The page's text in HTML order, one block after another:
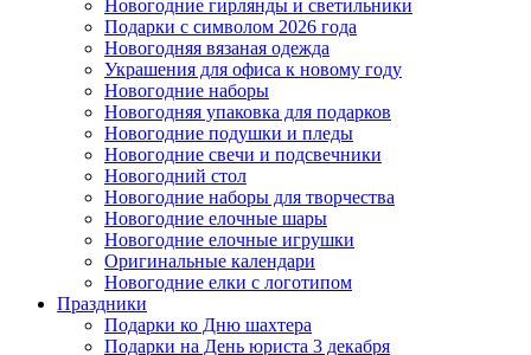
Новогодние гирлянды и светильники
Подарки с символом 2026 года
Новогодняя вязаная одежда
Украшения для офиса к новому году
Новогодние наборы
Новогодняя упаковка для подарков
Новогодние подушки и пледы
Новогодние свечи и подсвечники
Новогодний стол
Новогодние наборы для творчества
Новогодние елочные шары
Новогодние елочные игрушки
Оригинальные календари
Новогодние елки с логотипом
Праздники
Подарки ко Дню шахтера
Подарки на День юриста 3 декабря